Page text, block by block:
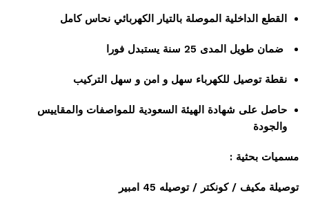
القطع الداخلية الموصلة بالتيار الكهربائي نحاس كامل
ضمان طويل المدى 25 سنة يستبدل فورا
نقطة توصيل للكهرباء سهل و امن و سهل التركيب
حاصل على شهادة الهيئة السعودية للمواصفات والمقاييس
والجودة
مسميات بحثية :
توصيلة مكيف / كونكتر / توصيله 45 امبير